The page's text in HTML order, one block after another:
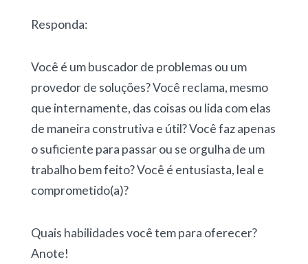
Responda:
Você é um buscador de problemas ou um
provedor de soluções? Você reclama, mesmo
que internamente, das coisas ou lida com elas
de maneira construtiva e útil? Você faz apenas
o suficiente para passar ou se orgulha de um
trabalho bem feito? Você é entusiasta, leal e
comprometido(a)?
Quais habilidades você tem para oferecer?
Anote!